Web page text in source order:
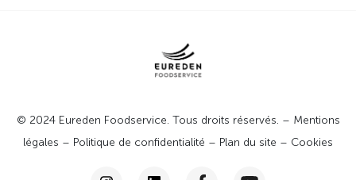
© 2024 Eureden Foodservice. Tous droits réservés. – Mentions
légales – Politique de confidentialité – Plan du site – Cookies